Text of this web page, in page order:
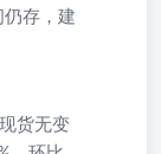
存，建
货无变